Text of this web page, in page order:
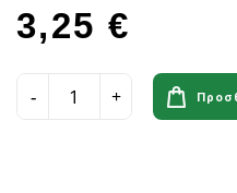
3,25 €